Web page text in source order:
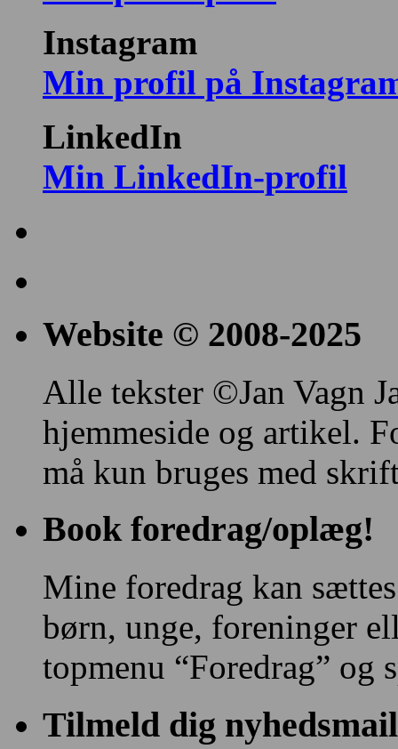
Instagram
Min profil på
LinkedIn
Min LinkedIn-profil
Website © 2008-2025
Alle tekster ©Jan Vagn
hjemmeside og artikel.
må kun bruges med
Book foredrag/oplæg!
Mine foredrag kan
børn, unge, foreninger
topmenu “Foredrag” og
Tilmeld dig nyhedsmail